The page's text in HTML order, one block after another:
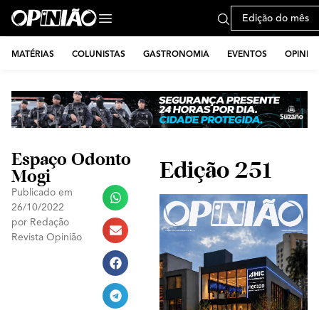
Edição do mês
MATÉRIAS COLUNISTAS GASTRONOMIA EVENTOS
Espaço Odonto
Mogi
Publicado em
26/10/2022
por Redação
Revista Opinião
Edição 251